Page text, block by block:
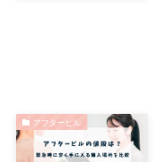
アフターピル